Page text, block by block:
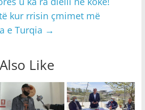
kur rrisin çmimet më
e Turqia →
Like